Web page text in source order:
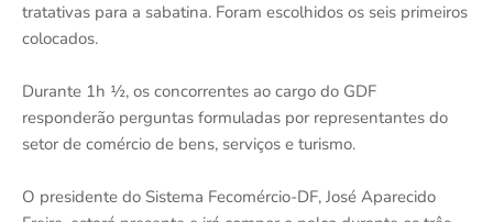
tratativas para a sabatina. Foram escolhidos os seis primeiros
colocados.
Durante 1h ½, os concorrentes ao cargo do GDF
responderão perguntas formuladas por representantes do
setor de comércio de bens, serviços e turismo.
O presidente do Sistema Fecomércio-DF, José Aparecido